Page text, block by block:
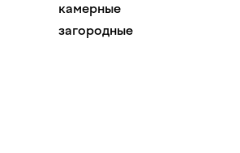
камерные
загородные